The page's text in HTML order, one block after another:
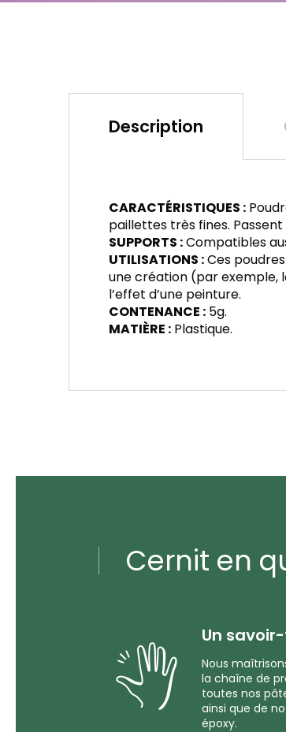
Description
CARACTÉRISTIQUES :
paillettes très fines.
SUPPORTS :Compatibles
UTILISATIONS :Ces
une création (par exemple,
l’effet d’une peinture.
CONTENANCE : 5g.
MATIÈRE : Plastique.
Cernit en
Un
Nous
la chaîne de
toutes nos
ainsi que de
époxy.